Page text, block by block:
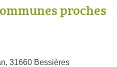
proches
31660 Bessières